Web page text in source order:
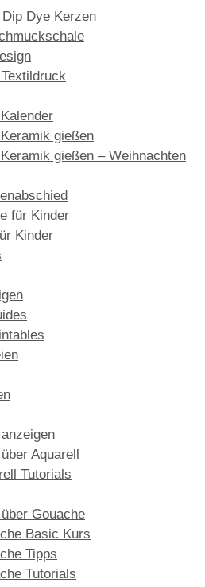
Dye Kerzen
gießen
gießen – Weihnachten
für Kinder
Kinder
Aquarell
Tutorials
Gouache
Basic Kurs
Tipps
Tutorials